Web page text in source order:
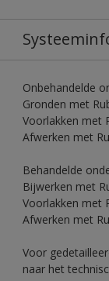
Onbehandelde
Gronden met
Voorlakken met
Afwerken met
Behandelde
Bijwerken met
Voorlakken met
Afwerken met
Voor
naar het